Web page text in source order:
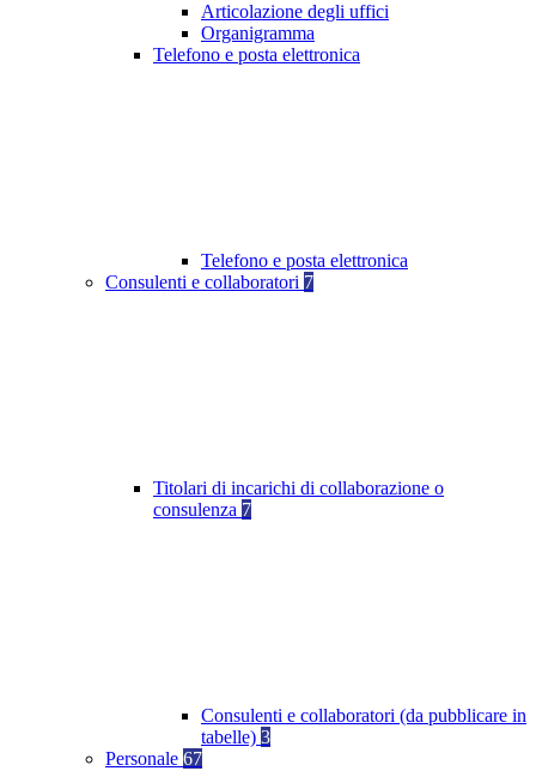
Articolazione degli uffici
Organigramma
Telefono e posta elettronica
Telefono e posta elettronica
Consulenti e collaboratori 7
Titolari di incarichi di collaborazione o
consulenza 7
Consulenti e collaboratori (da pubblicare in
tabelle) 3
Personale 67